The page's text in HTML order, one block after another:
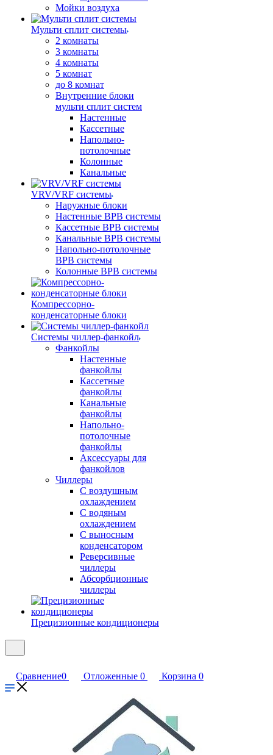
Мойки воздуха
Мульти сплит системы
2 комнаты
3 комнаты
4 комнаты
5 комнат
до 8 комнат
Внутренние блоки
мульти сплит систем
Настенные
Кассетные
Напольно-
потолочные
Колонные
Канальные
VRV/VRF системы
Наружные блоки
Настенные ВРВ системы
Кассетные ВРВ системы
Канальные ВРВ системы
Напольно-потолочные
ВРВ системы
Колонные ВРВ системы
Компрессорно-
конденсаторные блоки
Системы чиллер-фанкойл
Фанкойлы
Настенные
фанкойлы
Кассетные
фанкойлы
Канальные
фанкойлы
Напольно-
потолочные
фанкойлы
Аксессуары для
фанкойлов
Чиллеры
С воздушным
охлаждением
С водяным
охлаждением
С выносным
конденсатором
Реверсивные
чиллеры
Абсорбционные
чиллеры
Прецизионные кондиционеры
Сравнение0 Отложенные 0 Корзина 0